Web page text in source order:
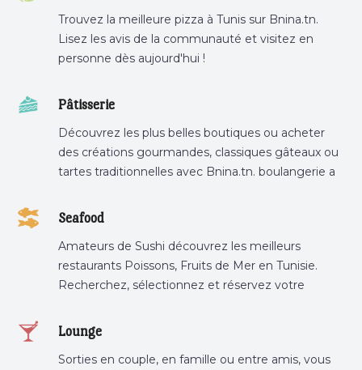
Trouvez la meilleure pizza à Tunis sur Bnina.tn.
Lisez les avis de la communauté et visitez en
personne dès aujourd'hui !
Pâtisserie
Découvrez les plus belles boutiques ou acheter
des créations gourmandes, classiques gâteaux ou
tartes traditionnelles avec Bnina.tn. boulangerie a
tunis, pâtisserie sousse .
Seafood
Amateurs de Sushi découvrez les meilleurs
restaurants Poissons, Fruits de Mer en Tunisie.
Recherchez, sélectionnez et réservez votre
Lounge
Sorties en couple, en famille ou entre amis, vous